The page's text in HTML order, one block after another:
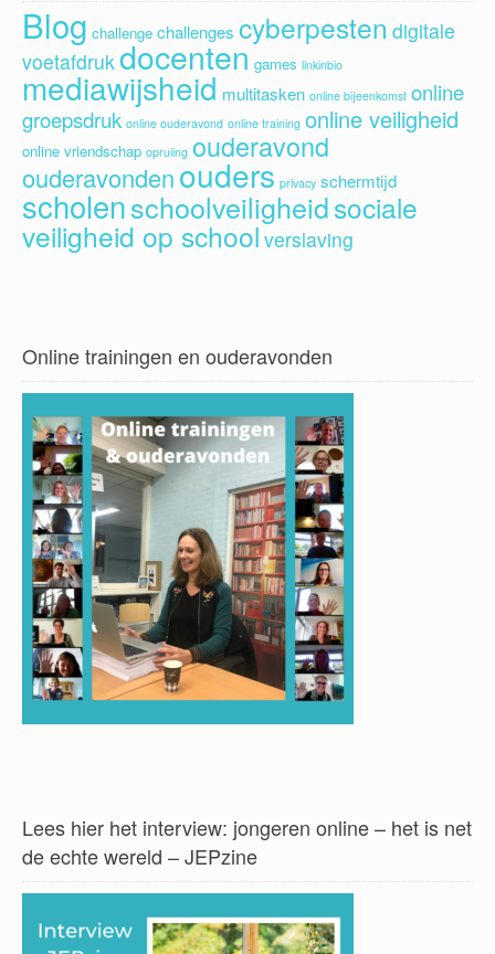
Blog challenge challenges cyberpesten digitale
voetafdrukdocenten games linkinbio
mediawijsheid multitasken online bijeenkomst online
groepsdruk online ouderavond online training online veiligheid
online vriendschap opruiing ouderavond
ouderavondenouders privacy schermtijd
scholenschoolveiligheidsociale
veiligheid op school verslaving
Online trainingen en ouderavonden
Lees hier het interview: jongeren online – het is net
de echte wereld – JEPzine